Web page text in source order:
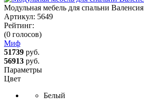
Модульная мебель для спальни Валенсия
Артикул: 5649
Рейтинг:
(0 голосов)
Миф
51739 руб.
56913 руб.
Параметры
Цвет
Белый